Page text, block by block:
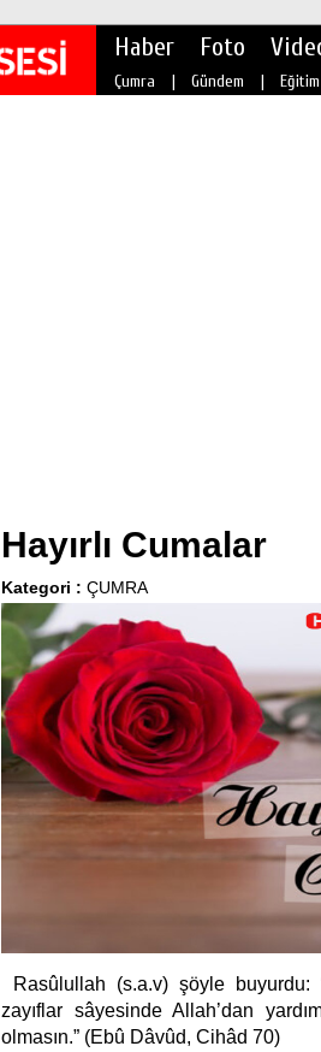
Haber Foto
Çumra | Gündem | Eğitim
Hayırlı Cumalar
Kategori : ÇUMRA
Rasûlullah (s.a.v) şöyle buyurdu:
zayıflar sâyesinde Allah’dan
olmasın.” (Ebû Dâvûd, Cihâd 70)